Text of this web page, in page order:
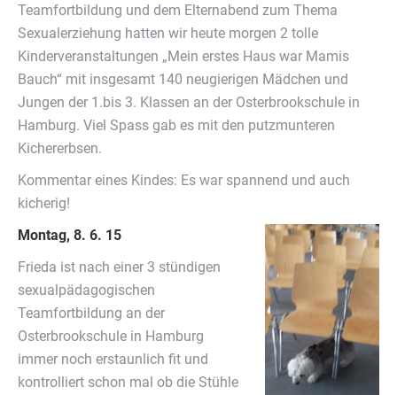
Teamfortbildung und dem Elternabend zum Thema
Sexualerziehung hatten wir heute morgen 2 tolle
Kinderveranstaltungen „Mein erstes Haus war Mamis
Bauch“ mit insgesamt 140 neugierigen Mädchen und
Jungen der 1.bis 3. Klassen an der Osterbrookschule in
Hamburg. Viel Spass gab es mit den putzmunteren
Kichererbsen.
Kommentar eines Kindes: Es war spannend und auch
kicherig!
Montag, 8. 6. 15
Frieda ist nach einer 3 stündigen
sexualpädagogischen
Teamfortbildung an der
Osterbrookschule in Hamburg
immer noch erstaunlich fit und
kontrolliert schon mal ob die Stühle